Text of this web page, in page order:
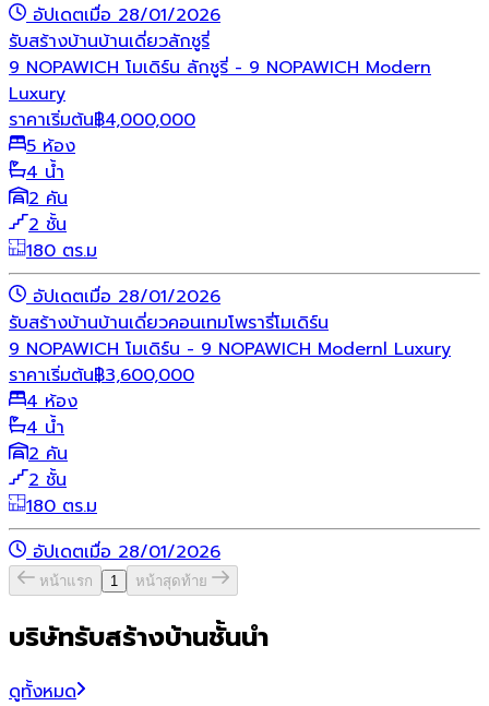
อัปเดตเมื่อ 28/01/2026
รับสร้างบ้านบ้านเดี่ยวลักชูรี่
9 NOPAWICH โมเดิร์น ลักชูรี่ - 9 NOPAWICH Modern
Luxury
ราคาเริ่มต้น฿4,000,000
5 ห้อง
4 น้ำ
2 คัน
2 ชั้น
180 ตร.ม
อัปเดตเมื่อ 28/01/2026
รับสร้างบ้านบ้านเดี่ยวคอนเทมโพรารี่โมเดิร์น
9 NOPAWICH โมเดิร์น - 9 NOPAWICH Modernl Luxury
ราคาเริ่มต้น฿3,600,000
4 ห้อง
4 น้ำ
2 คัน
2 ชั้น
180 ตร.ม
อัปเดตเมื่อ 28/01/2026
หน้าแรก 1 หน้าสุดท้าย
บริษัทรับสร้างบ้านชั้นนำ
ดูทั้งหมด